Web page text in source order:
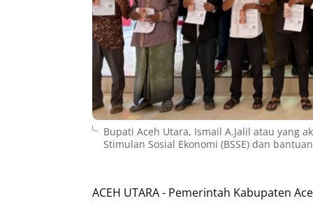
Bupati Aceh Utara, Ismail A.Jalil atau yang
Stimulan Sosial Ekonomi (BSSE) dan
ACEH UTARA - Pemerintah Kabupaten